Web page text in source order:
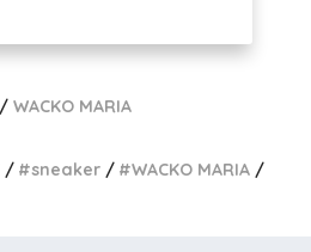
WACKO MARIA
sneaker
WACKO MARIA